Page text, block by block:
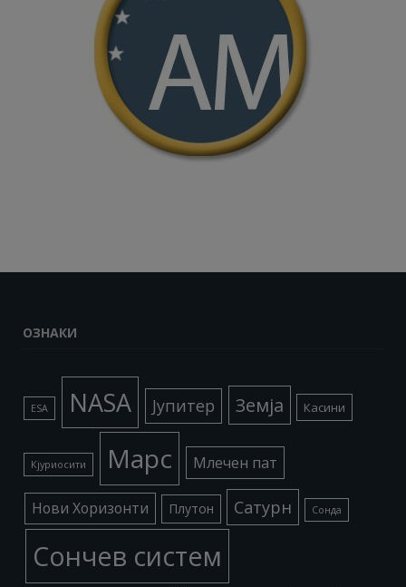
ОЗНАКИ
ESA NASA Јупитер Земја Касини
Кјуриосити Марс Млечен пат
Нови Хоризонти Плутон Сатурн Сонда
Сончев систем